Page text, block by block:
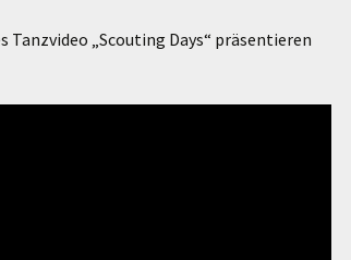
Tanzvideo „Scouting Days“ präsentieren